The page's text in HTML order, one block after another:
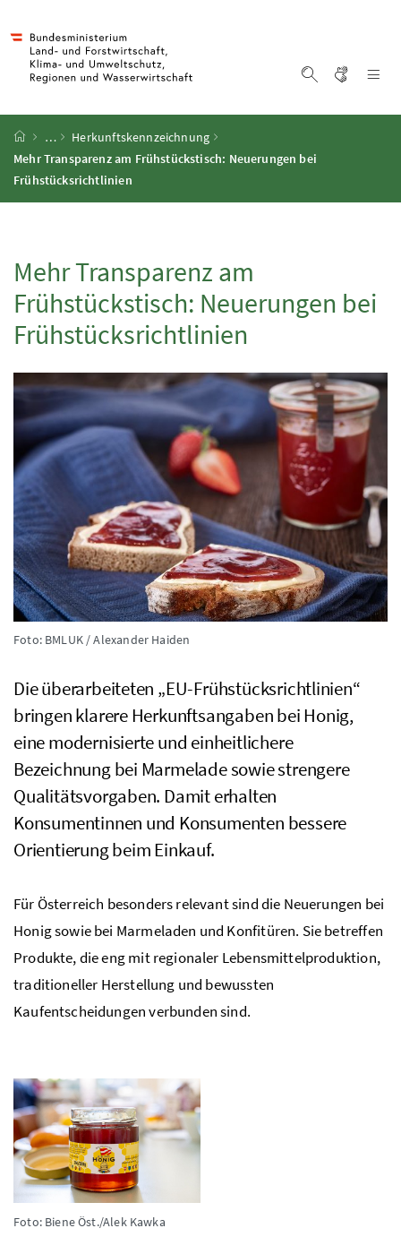
Startseite
…
Herkunftskennzeichnung
Mehr Transparenz am Frühstückstisch: Neuerungen bei
Frühstücksrichtlinien
Mehr Transparenz am
Frühstückstisch: Neuerungen bei
Frühstücksrichtlinien
Foto: BMLUK / Alexander Haiden
Die überarbeiteten „EU-Frühstücksrichtlinien“
bringen klarere Herkunftsangaben bei Honig,
eine modernisierte und einheitlichere
Bezeichnung bei Marmelade sowie strengere
Qualitätsvorgaben. Damit erhalten
Konsumentinnen und Konsumenten bessere
Orientierung beim Einkauf.
Für Österreich besonders relevant sind die Neuerungen bei
Honig sowie bei Marmeladen und Konfitüren. Sie betreffen
Produkte, die eng mit regionaler Lebensmittelproduktion,
traditioneller Herstellung und bewussten
Kaufentscheidungen verbunden sind.
Foto: Biene Öst./Alek Kawka